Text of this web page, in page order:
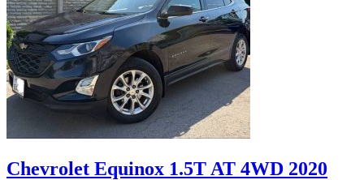
Chevrolet Equinox 1.5T AT 4WD 2020